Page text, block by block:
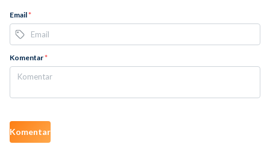
Email*
Komentar*
Komentar